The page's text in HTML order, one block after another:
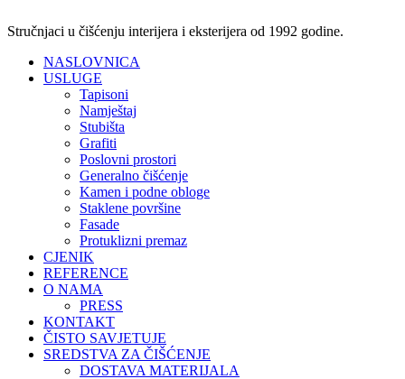
na
Stručnjaci u čišćenju interijera i eksterijera od 1992 godine.
NASLOVNICA
USLUGE
Tapisoni
Namještaj
Stubišta
Grafiti
Poslovni prostori
Generalno čišćenje
Kamen i podne obloge
Staklene površine
Fasade
Protuklizni premaz
CJENIK
REFERENCE
O NAMA
PRESS
KONTAKT
ČISTO SAVJETUJE
SREDSTVA ZA ČIŠĆENJE
DOSTAVA MATERIJALA